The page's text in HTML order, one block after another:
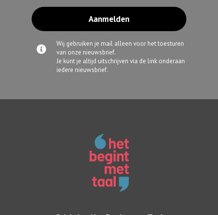
Aanmelden
Wij gebruiken je mail alleen voor het toesturen
van onze nieuwsbrief.
Je kunt je altijd uitschrijven via de link onderaan
iedere nieuwsbrief.